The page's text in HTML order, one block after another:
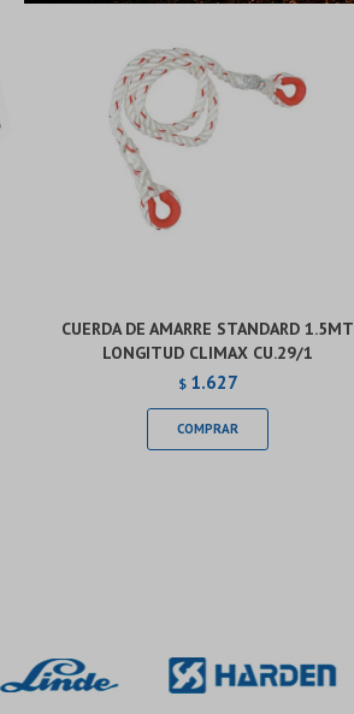
CUERDA DE AMARRE STANDARD 1.5MT
LONGITUD CLIMAX CU.29/1
$ 1.627